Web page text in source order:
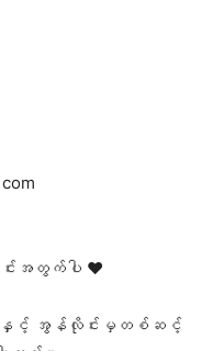
င်းအတွက်ပါ ❤️
ားနှင့် အွန်လိုင်းမှတစ်ဆင့်